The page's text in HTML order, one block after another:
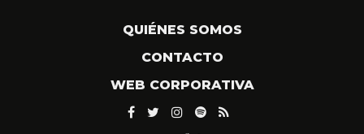
QUIÉNES SOMOS
CONTACTO
WEB CORPORATIVA